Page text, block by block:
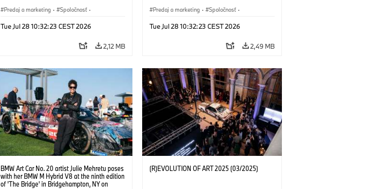
Predaj a marketing · Spoločnosť ·
Tue Jul 28 10:32:23 CEST 2026
2,12 MB
Predaj a marketing · Spoločnosť ·
Tue Jul 28 10:32:23 CEST 2026
2,49 MB
BMW Art Car No. 20 artist Julie Mehretu poses
with her BMW M Hybrid V8 at the ninth edition
of 'The Bridge' in Bridgehampton, NY on
(R)EVOLUTION OF ART 2025 (03/2025)